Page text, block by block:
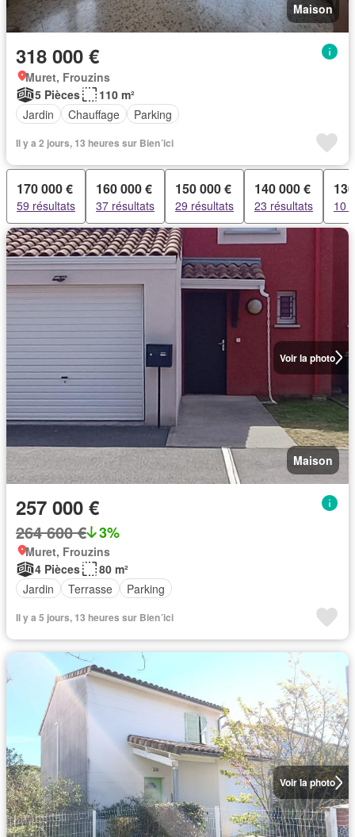
Maison
318 000 €
Muret, Frouzins
5 Pièces
110 m²
Jardin
Chauffage Parking
Il y a 2 jours, 13 heures sur Bien´ici
170 000 €
59 résultats
160 000 €
37 résultats
150 000 €
29 résultats
140 000 €
23 résultats 10
Voir la photo
Maison
257 000 €
264 600 € 3%
Muret, Frouzins
4 Pièces
80 m²
Jardin
Terrasse Parking
Il y a 5 jours, 13 heures sur Bien´ici
Voir la photo